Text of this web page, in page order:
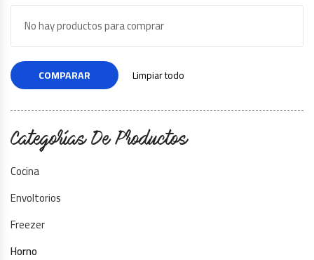
No hay productos para comprar
Limpiar todo
COMPARAR
Categorías De Productos
Cocina
Envoltorios
Freezer
Horno